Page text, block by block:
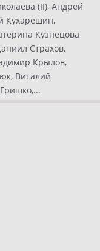
(II), Андрей
Кухарешин,
Кузнецова
Страхов,
Крылов,
Виталий